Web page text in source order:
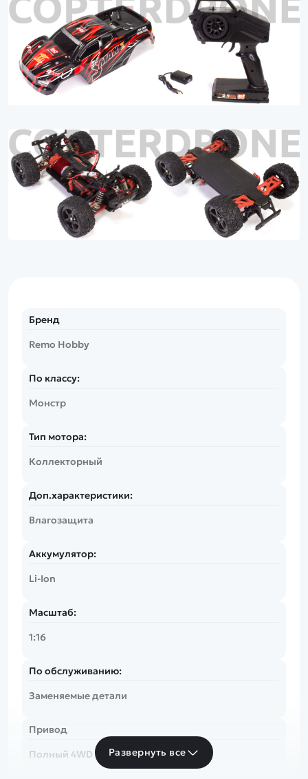
Бренд
Remo Hobby
По классу:
Монстр
Тип мотора:
Коллекторный
Доп.характеристики:
Влагозащита
Аккумулятор:
Li-Ion
Масштаб:
1:16
По обслуживанию:
Заменяемые детали
Привод
Полный 4WD
Развернуть все